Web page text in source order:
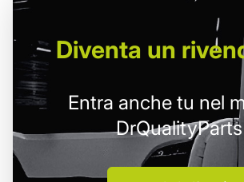
Diventa un
Entra anche tu nel
DrQualityParts